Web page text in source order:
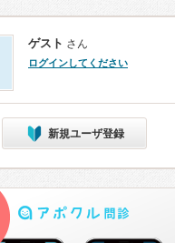
ゲスト さん
ログインしてください
新規ユーザ登録